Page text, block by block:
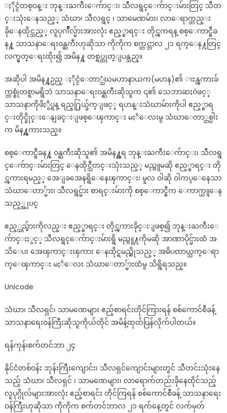
ရန်
အမိန့်
ထုတ်
ႏိုင္ငံတစ္ဝန္း ဘုန္းႀကီးေက်ာင္း၊ သီလရွင္ေက်ာင္းမ်ားတြင္ သီတ
င္းသုံးေနသည့္ သံဃာ၊ သီလရွင္ ၊ သာမေဏမ်ား၊ လာေရာက္တည္း
ခိုေနထိုင္သည့္ လူပုဂၢိဳလ္မ်ားအားလုံး ဧည့္စာရင္း တိုင္ၾကရန္ စစ္ေကာင္စီခ
န႔္ သာသနာေရးဝန္ႀကီးဟုဆိုသာ ကိုကိုက စက္တင္ဘာလ ၂၁ ရက္ေန႔တြင္
လက္မွတ္ေရးထိုး၍ အမိန႔္ တစ္ရပ္ထုတ္ျပန္သည္။
အဆိုပါ အမိန႔္ဥည္ ႏိုင္ငံေတာ္သံဃမဟာနာယက(မဟန)၏ ၫႊန္ၾကားခ်
က္တစ္စုံတစ္ရာမရွိဘဲ သာသနာေရးဝန္ႀကီးဆိုသူက ၎၏ သေဘာဆႏၵဲဖင့္
သာသနာကိုဖိႏွိပ္ရန္ ရည္႐ြယ္ခ်က္ျဖင့္ ရဟန္းသံဃာမ်ားကိုပါ ဧည့္စာရ
င္းတိုင္ခိုင္းေနျခင္းျဖစ္ေၾကာင္း မႏၲေလးမွ သံဃာေတာ္တစ္ပါး
က မိန႔္ၾကားသည္။
စစ္ေကာင္စီခန႔္ ဝန္ႀကီးဆိုသူ၏ အမိန႔္အရ ဘုန္းႀကီးေက်ာင္း၊ သီလရွ
င္ေက်ာင္းမ်ားတြင္ ေနထိုင္သီတင္းသုံးသည့္ မည္သူမဆို ဧည့္စာရင္း တို
င္ၾကားရမည့္ အေျခအေနရွိေနေၾကာင္း၊ မူလ ဝါဆို ဝါကပ္ေနေသာ
သံဃာေတာ္မ်ား၊ သီလရွင္မ်ား စာရင္းမ်ားကို စစ္ေကာင္စီက ေကာက္ယူေန
သည့္အျပင္
ဧည့္သည္မ်ားကိုလည္း ဧည့္စာရင္း တိုင္ၾကားခိုင္းျဖစ္၍ ဘုန္းႀကီးေ
က်ာင္းႏွင့္ သီလရွင္ေက်ာင္းမ်ားရွိ မည္သူ႔ကိုမဆို အာဏာပိုင္မ်ားထံ အ
သိေပး အေၾကာင္းၾကား ေနထိုင္ရမည္ဆိုသည့္ အဓိပၸာယ္သက္ေရာ
က္ေၾကာင္း မႏၲေလး သံဃာေတာ္မ်ားထံမွ သိရွိရသည္။
Unicode
သံဃာ၊ သီလရှင်၊ သာမဏေများ ဧည့်စာရင်းတိုင်ကြားရန် စစ်ကောင်စီခန့်
သာသနာရေးဝန်ကြီးဆိုသူကိုယ်တိုင် အမိန့်ထုတ်ပြန်လိုက်ပါတယ်။
ရန်ကုန်၊စက်တင်ဘာ ၂၄
နိုင်ငံတစ်ဝန်း ဘုန်းကြီးကျောင်း၊ သီလရှင်ကျောင်းများတွင် သီတင်းသုံးနေ
သည့် သံဃာ၊ သီလရှင် ၊ သာမဏေများ၊ လာရောက်တည်းခိုနေထိုင်သည့်
လူပုဂ္ဂိုလ်များအားလုံး ဧည့်စာရင်း တိုင်ကြရန် စစ်ကောင်စီခန့် သာသနာရေး
ဝန်ကြီးဟုဆိုသာ ကိုကိုက စက်တင်ဘာလ ၂၁ ရက်နေ့တွင် လက်မှတ်